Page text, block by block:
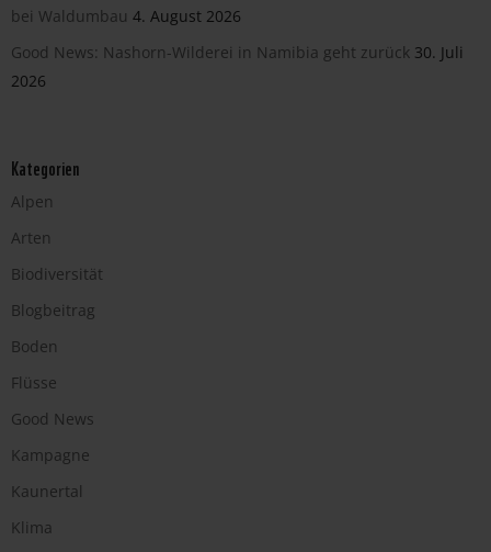
bei Waldumbau 4. August 2026
Good News: Nashorn-Wilderei in Namibia geht zurück 30. Juli
2026
Kategorien
Alpen
Arten
Biodiversität
Blogbeitrag
Boden
Flüsse
Good News
Kampagne
Kaunertal
Klima